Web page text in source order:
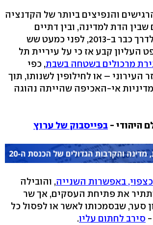
והנפיצים ביותר של הקדנציה
הדת למדינה, ובין דתיים
לחילונים - יצא לדרך כבר ב-2013, לפני כמעט שש
העליון קבע אז כי על עיריית תל
מרכולים בשטחה בשבת, כפי
העירוני – או לחילופין לשנותו, תוך
אי-האכיפה שהייתה נהוגה
היהודי - בפייסבוק של ערוץ
באפשרות השנייה, והובילה
את פתיחת העסקים, אך שר
סער, שבסמכותו לאשר או לפסול כל
- סירב לחתום עליו.